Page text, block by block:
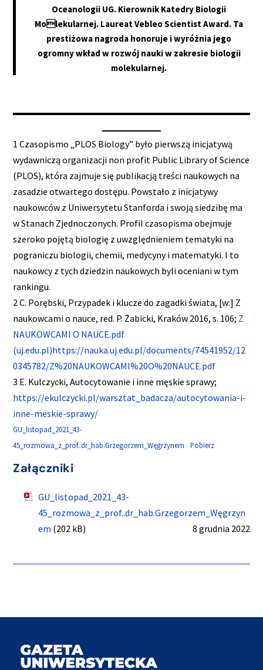
Oceanologii UG. Kierownik Katedry Biologii
Molekularnej. Laureat Vebleo Scientist Award. Ta
prestiżowa nagroda honoruje i wyróżnia jego
ogromny wkład w rozwój nauki w zakresie biologii
molekularnej.
1 Czasopismo „PLOS Biology” było pierwszą inicjatywą
wydawniczą organizacji non profit Public Library of Science
(PLOS), która zajmuje się publikacją treści naukowych na
zasadzie otwartego dostępu. Powstało z inicjatywy
naukowców z Uniwersytetu Stanforda i swoją siedzibę ma
w Stanach Zjednoczonych. Profil czasopisma obejmuje
szeroko pojętą biologię z uwzględnieniem tematyki na
pograniczu biologii, chemii, medycyny i matematyki. I to
naukowcy z tych dziedzin naukowych byli oceniani w tym
rankingu.
2 C. Porębski, Przypadek i klucze do zagadki świata, [w:] Z
naukowcami o nauce, red. P. Żabicki, Kraków 2016, s. 106; Z
NAUKOWCAMI O NAUCE.pdf
(uj.edu.pl)https://nauka.uj.edu.pl/documents/74541952/12
0345782/Z%20NAUKOWCAMI%20O%20NAUCE.pdf
3 E. Kulczycki, Autocytowanie i inne męskie sprawy;
https://ekulczycki.pl/warsztat_badacza/autocytowania-i-
inne-meskie-sprawy/
GU_listopad_2021_43-
45_rozmowa_z_prof..dr_hab.Grzegorzem_Węgrzynem
Pobierz
Załączniki
GU_listopad_2021_43-
45_rozmowa_z_prof..dr_hab.Grzegorzem_Węgrzyn
em (202 kB) 8 grudnia 2022